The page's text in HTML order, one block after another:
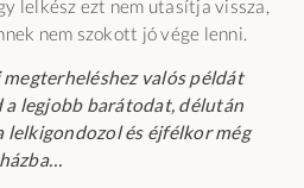
lelkész ezt nem utasítja vissza,
nem szokott jó vége lenni.
megterheléshez valós példát
a legjobb barátodat, délután
és éjfélkor még